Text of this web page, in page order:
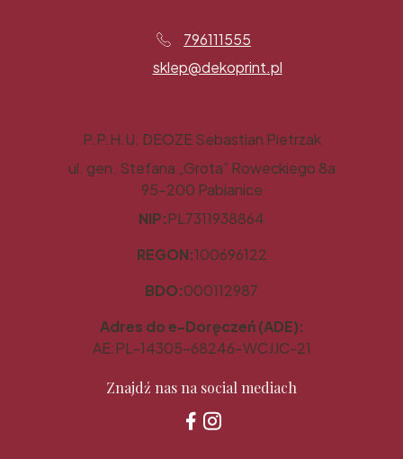
796111555
sklep@dekoprint.pl
P.P.H.U. DEOZE Sebastian Pietrzak
ul. gen. Stefana „Grota” Roweckiego 8a
95-200 Pabianice
NIP:PL7311938864
REGON:100696122
BDO:000112987
Adres do e-Doręczeń (ADE):
AE:PL-14305-68246-WCJJC-21
Znajdź nas na social mediach